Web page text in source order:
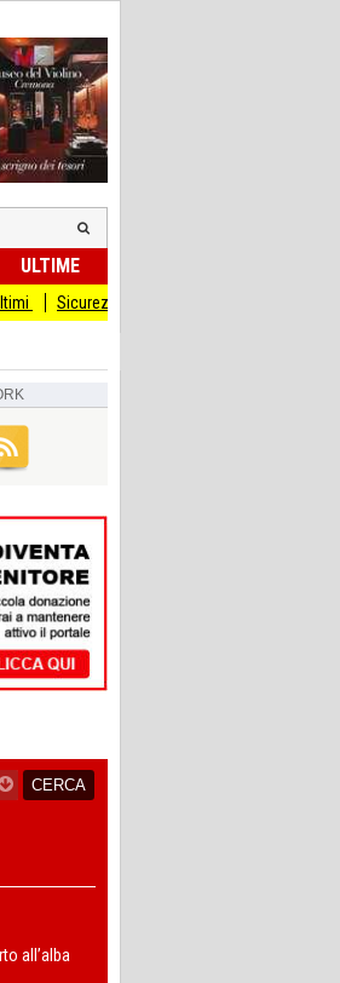
ULTIME
I Giovani Democratici ribattono ai Giovani
all’alba